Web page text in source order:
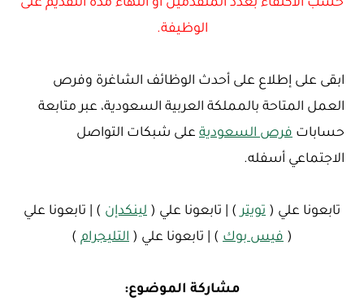
حسب الاكتفاء بعدد المتقدمين أو انتهاء مدة التقديم على
الوظيفة.
ابقى على إطلاع على أحدث الوظائف الشاغرة وفرص
العمل المتاحة بالمملكة العربية السعودية، عبر متابعة
حسابات فرص السعودية على شبكات التواصل
الاجتماعي أسفله.
تابعونا علي ( تويتر ) | تابعونا علي ( لينكدإن ) | تابعونا علي
( فيس بوك ) | تابعونا علي ( التليجرام )
مشاركة الموضوع: